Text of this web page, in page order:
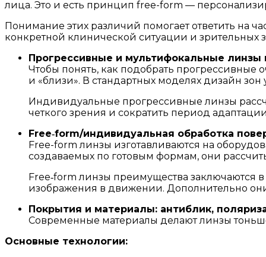
лица. Это и есть принцип free-form —
Понимание этих различий помогает ответить на
конкретной клинической ситуации и зрительных
Прогрессивные и мультифокальные линзы
Чтобы понять, как подобрать прогрессивные
и «близи». В стандартных моделях дизайн
Индивидуальные прогрессивные линзы
четкого зрения и сократить период
Free‑form/индивидуальная обработка
Free-form линзы изготавливаются на
создаваемых по готовым формам, они
Free‑form линзы преимущества
изображения в движении. Дополнительно
Покрытия и материалы: антиблик,
Современные материалы делают линзы
Основные технологии: